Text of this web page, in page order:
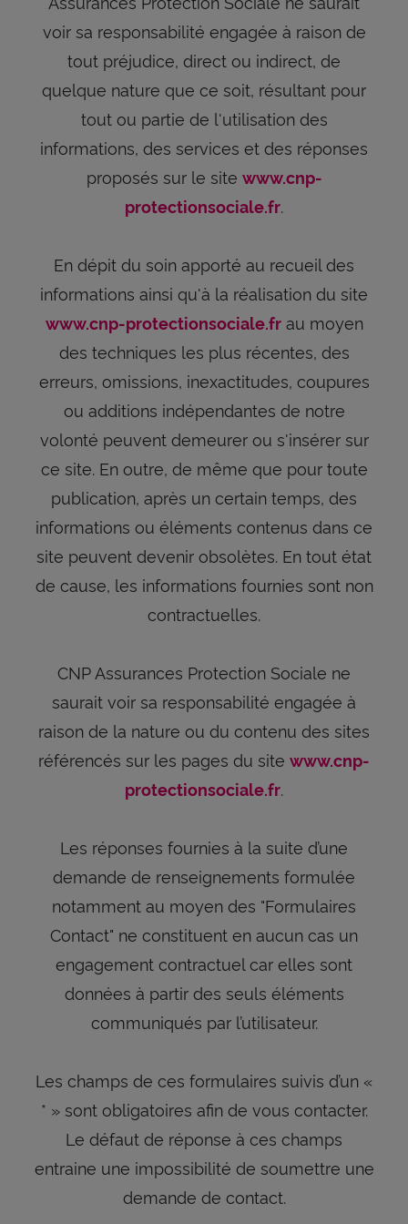
voir sa responsabilité engagée à raison de
tout préjudice, direct ou indirect, de
quelque nature que ce soit, résultant pour
tout ou partie de l'utilisation des
informations, des services et des réponses
proposés sur le site www.cnp-
protectionsociale.fr.
En dépit du soin apporté au recueil des
informations ainsi qu'à la réalisation du site
www.cnp-protectionsociale.frau moyen
des techniques les plus récentes, des
erreurs, omissions, inexactitudes, coupures
ou additions indépendantes de notre
volonté peuvent demeurer ou s'insérer sur
ce site. En outre, de même que pour toute
publication, après un certain temps, des
informations ou éléments contenus dans ce
site peuvent devenir obsolètes. En tout état
de cause, les informations fournies sont non
contractuelles.
CNP Assurances Protection Sociale ne
saurait voir sa responsabilité engagée à
raison de la nature ou du contenu des sites
référencés sur les pages du site www.cnp-
protectionsociale.fr.
Les réponses fournies à la suite d’une
demande de renseignements formulée
notamment au moyen des "Formulaires
Contact" ne constituent en aucun cas un
engagement contractuel car elles sont
données à partir des seuls éléments
communiqués par l’utilisateur.
Les champs de ces formulaires suivis d’un «
* » sont obligatoires afin de vous contacter.
Le défaut de réponse à ces champs
entraine une impossibilité de soumettre une
demande de contact.